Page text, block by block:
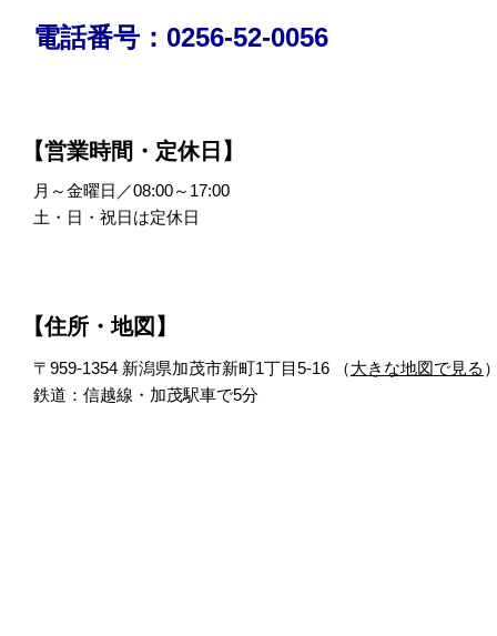
電話番号：0256-52-0056
【営業時間・定休日】
月～金曜日／08:00～17:00
土・日・祝日は定休日
【住所・地図】
〒959-1354 新潟県加茂市新町1丁目5-16 （大きな地図で見る
鉄道：信越線・加茂駅車で5分